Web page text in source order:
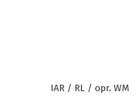
IAR / RL / opr. WM